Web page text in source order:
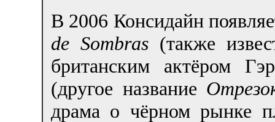
В 2006 Консидайн
de Sombras (также
британским актёром
(другое название
драма о чёрном рынке